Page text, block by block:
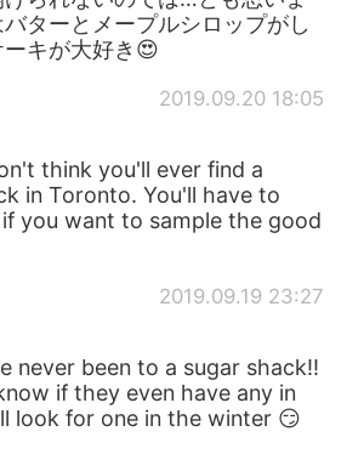
バターとメープルシロップがし
キが大好き😍
2019.09.20 18:05
think you'll ever find a
in Toronto. You'll have to
you want to sample the good
2019.09.19 23:27
never been to a sugar shack!!
if they even have any in
look for one in the winter 😏